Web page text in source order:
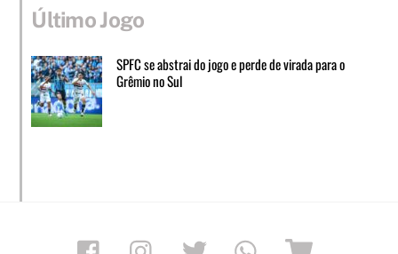
Último Jogo
SPFC se abstrai do jogo e perde de virada para o
Grêmio no Sul
Facebook Instagram Twitter Whatsapp